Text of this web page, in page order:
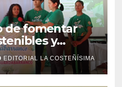
de fomentar
y
en las
educativas
EDITORIAL LA COSTEÑÍSIMA